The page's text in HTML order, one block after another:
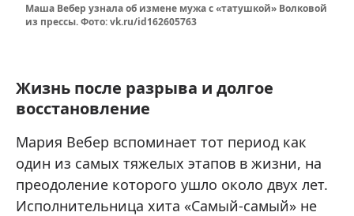
Маша Вебер узнала об измене мужа с «татушкой» Волковой
из прессы. Фото: vk.ru/id162605763
Жизнь после разрыва и долгое
восстановление
Мария Вебер вспоминает тот период как
один из самых тяжелых этапов в жизни, на
преодоление которого ушло около двух лет.
Исполнительница хита «Самый-самый» не